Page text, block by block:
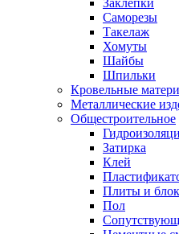
Заклепки
Саморезы
Такелаж
Хомуты
Шайбы
Шпильки
Кровельные
Металлические
Общестроительное
Затирка
Клей
Плиты и
Пол